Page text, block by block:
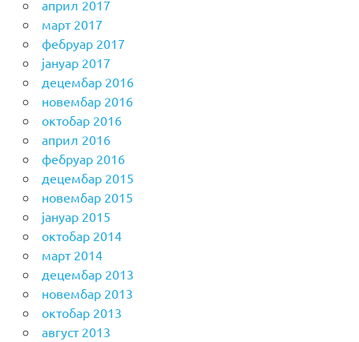
април 2017
март 2017
фебруар 2017
јануар 2017
децембар 2016
новембар 2016
октобар 2016
април 2016
фебруар 2016
децембар 2015
новембар 2015
јануар 2015
октобар 2014
март 2014
децембар 2013
новембар 2013
октобар 2013
август 2013